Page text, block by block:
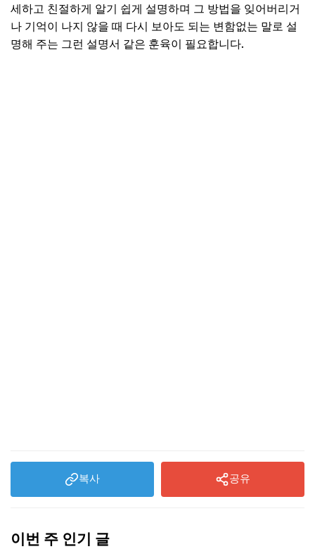
세하고 친절하게 알기 쉽게 설명하며 그 방법을 잊어버리거
나 기억이 나지 않을 때 다시 보아도 되는 변함없는 말로 설
명해 주는 그런 설명서 같은 훈육이 필요합니다.
복사 공유
이번 주 인기 글